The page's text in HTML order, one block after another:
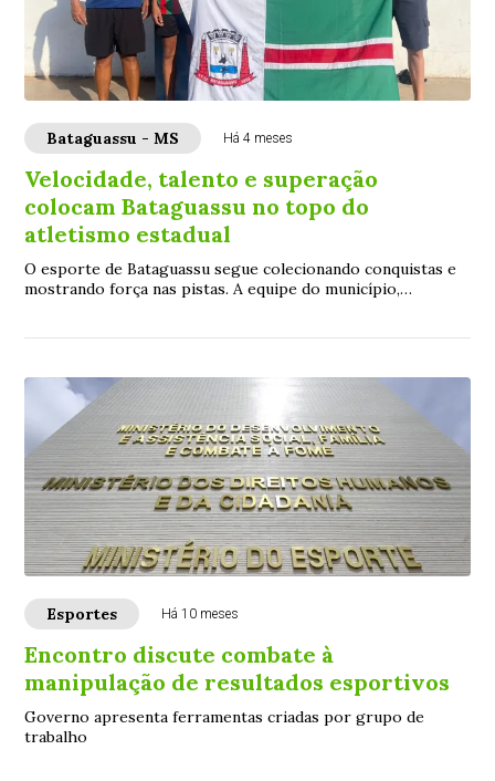
Bataguassu - MS Há 4 meses
Velocidade, talento e superação
colocam Bataguassu no topo do
atletismo estadual
O esporte de Bataguassu segue colecionando conquistas e
mostrando força nas pistas. A equipe do município,
Esportes Há 10 meses
Encontro discute combate à
manipulação de resultados esportivos
Governo apresenta ferramentas criadas por grupo de
trabalho